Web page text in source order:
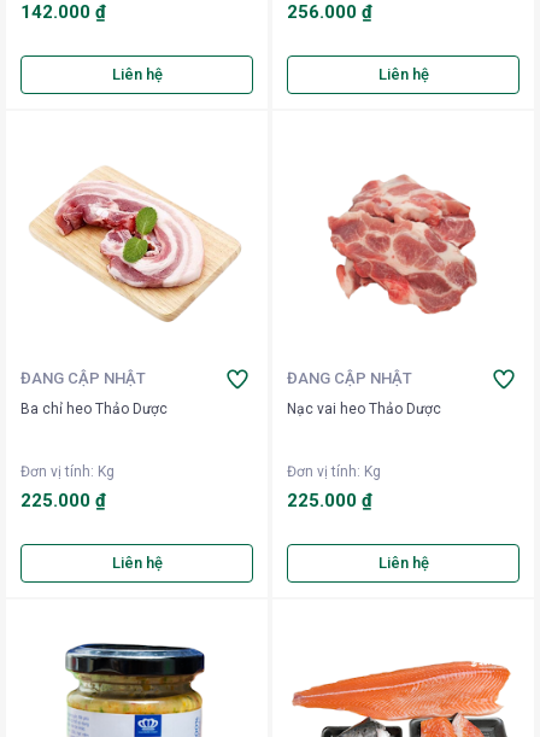
142.000 ₫
Liên hệ
256.000 ₫
Liên hệ
ĐANG CẬP NHẬT
Ba chỉ heo Thảo Dược
Đơn vị tính: Kg
225.000 ₫
Liên hệ
ĐANG CẬP NHẬT
Nạc vai heo Thảo Dược
Đơn vị tính: Kg
225.000 ₫
Liên hệ